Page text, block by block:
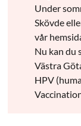
Under
Skövde
vår
Nu kan du
Västra
HPV